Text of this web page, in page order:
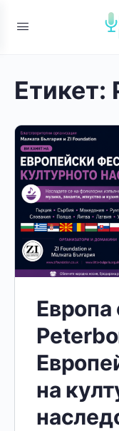
Етикет:
Европа
на